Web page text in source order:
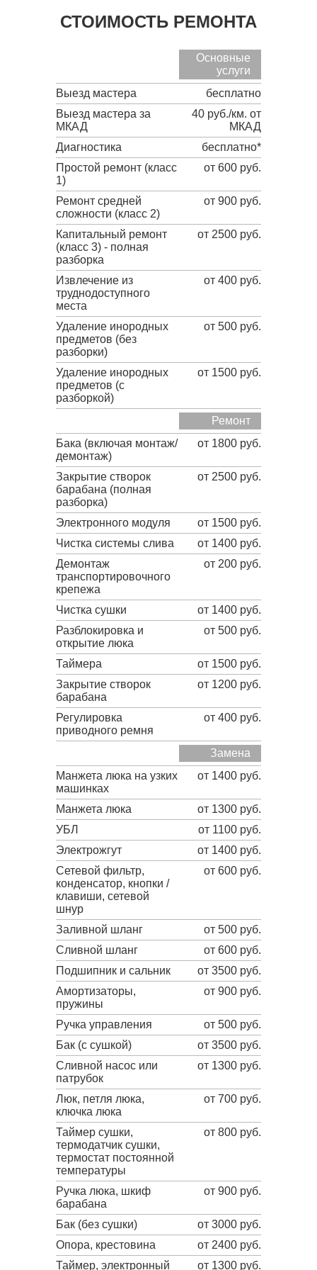
СТОИМОСТЬ РЕМОНТА
Основные
услуги
Выезд мастера
бесплатно
Выезд мастера за
МКАД
40 руб./км. от
МКАД
Диагностика
бесплатно*
Простой ремонт (класс
1)
от 600 руб.
Ремонт средней
сложности (класс 2)
от 900 руб.
Капитальный ремонт
(класс 3) - полная
разборка
от 2500 руб.
Извлечение из
труднодоступного
места
от 400 руб.
Удаление инородных
предметов (без
разборки)
от 500 руб.
Удаление инородных
предметов (с
разборкой)
от 1500 руб.
Ремонт
Бака (включая монтаж/
демонтаж)
от 1800 руб.
Закрытие створок
барабана (полная
разборка)
от 2500 руб.
Электронного модуля
от 1500 руб.
Чистка системы слива
от 1400 руб.
Демонтаж
транспортировочного
крепежа
от 200 руб.
Чистка сушки
от 1400 руб.
Разблокировка и
открытие люка
от 500 руб.
Таймера
от 1500 руб.
Закрытие створок
барабана
от 1200 руб.
Регулировка
приводного ремня
от 400 руб.
Замена
Манжета люка на узких
машинках
от 1400 руб.
Манжета люка
от 1300 руб.
УБЛ
от 1100 руб.
Электрожгут
от 1400 руб.
Сетевой фильтр,
конденсатор, кнопки /
клавиши, сетевой
шнур
от 600 руб.
Заливной шланг
от 500 руб.
Сливной шланг
от 600 руб.
Подшипник и сальник
от 3500 руб.
Амортизаторы,
пружины
от 900 руб.
Ручка управления
от 500 руб.
Бак (с сушкой)
от 3500 руб.
Сливной насос или
патрубок
от 1300 руб.
Люк, петля люка,
ключка люка
от 700 руб.
Таймер сушки,
термодатчик сушки,
термостат постоянной
температуры
от 800 руб.
Ручка люка, шкиф
барабана
от 900 руб.
Бак (без сушки)
от 3000 руб.
Опора, крестовина
от 2400 руб.
Таймер, электронный
от 1300 руб.